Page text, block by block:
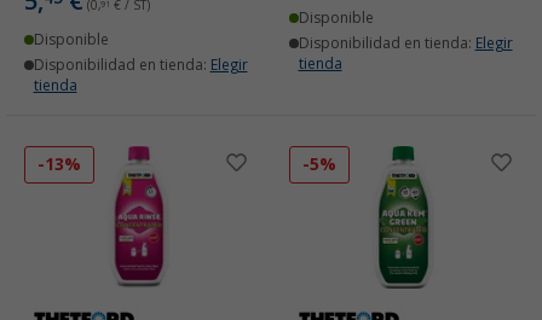
(0,91 € / ST)
Disponible
Disponibilidad en tienda: Elegir
tienda
Disponible
Disponibilidad en tienda: Elegir
tienda
-13% -5%